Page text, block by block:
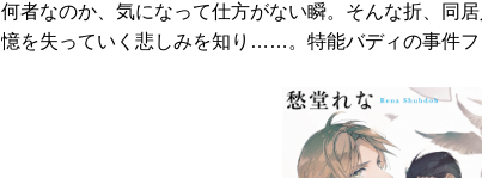
何者なのか、気になって仕方がない瞬。そんな折、同
憶を失っていく悲しみを知り……。特能バディの事件フ